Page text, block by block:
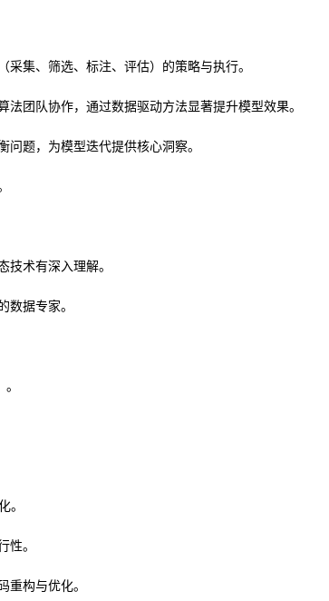
集、筛选、标注、评估）的策略与执行。
团队协作，通过数据驱动方法显著提升模型效果。
题，为模型迭代提供核心洞察。
术有深入理解。
据专家。
。
构与优化。